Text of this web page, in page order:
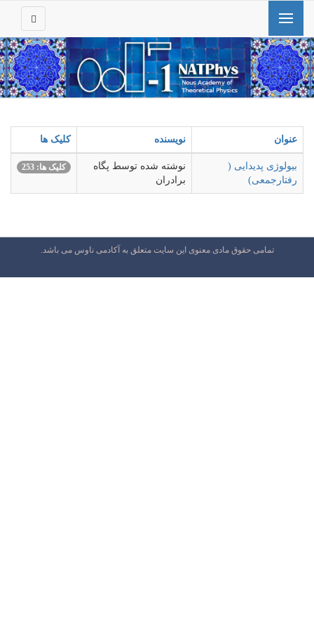
عنوان نویسنده کلیک ها
بیولوژی پدیدایی (
رفتارجمعی)
نوشته شده توسط پگاه
برادران
کلیک ها: 253
تمامی حقوق مادی معنوی این سایت متعلق به آکادمی ناوس می باشد.